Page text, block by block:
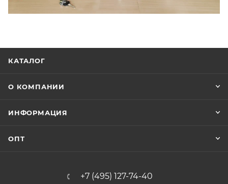
КАТАЛОГ
О КОМПАНИИ
ИНФОРМАЦИЯ
ОПТ
+7 (495) 127-74-40